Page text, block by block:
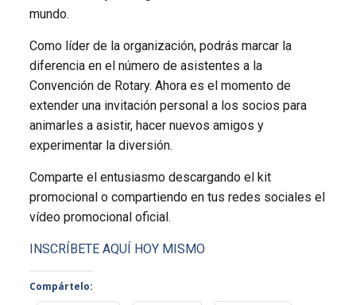
mundo.
Como líder de la organización, podrás marcar la
diferencia en el número de asistentes a la
Convención de Rotary. Ahora es el momento de
extender una invitación personal a los socios para
animarles a asistir, hacer nuevos amigos y
experimentar la diversión.
Comparte el entusiasmo descargando el kit
promocional o compartiendo en tus redes sociales el
vídeo promocional oficial.
INSCRÍBETE AQUÍ HOY MISMO
Compártelo: